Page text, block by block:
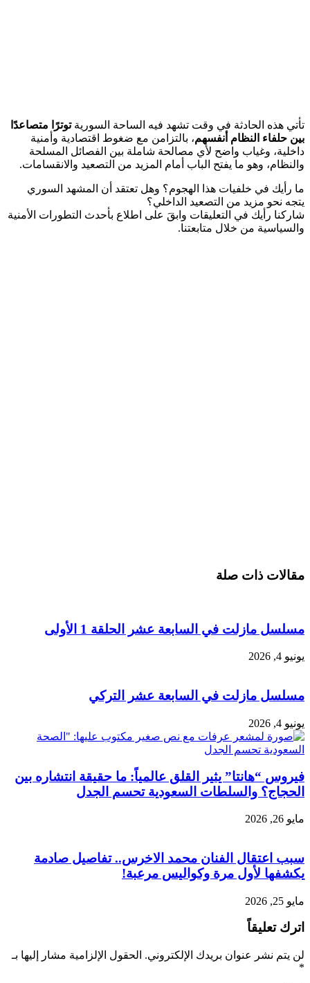
تأتي هذه الحادثة في وقت تشهد فيه الساحة السوريةتوترًا متصاعدًا
بين حلفاء النظام أنفسهم، بالتزامن مع ضغوط اقتصادية وأمنية
داخلية، وغياب واضح لأي مصالحة شاملة بين الفصائل المسلحة
والنظام، وهو ما يفتح الباب أمام المزيد من التصعيد والانقسامات.
ما رأيك في خلفيات هذا الهجوم؟ وهل تعتقد أن المشهد السوري
يتجه نحو مزيد من التصعيد الداخلي؟
شاركنا رأيك في التعليقات وابقَ على اطلاع بأحدث التطورات الأمنية
والسياسية من خلال متابعتنا.
مقالات ذات صلة
مسلسل مازلت في السابعة عشر الحلقة 1 الأولى
يونيو 4, 2026
مسلسل مازلت في السابعة عشر التركي
يونيو 4, 2026
فيروس “هانتا” يثير القلق عالمياً: ما حقيقة انتشاره بين
الحجاج؟ والسلطات السعودية تحسم الجدل
مايو 26, 2026
سبب اعتقال الفنان محمد الاخرس.. تفاصيل صادمة
يكشفها لأول مرة وكواليس مرعبة!
مايو 25, 2026
اترك تعليقاً
لن يتم نشر عنوان بريدك الإلكتروني. الحقول الإلزامية مشار إليها بـ
*